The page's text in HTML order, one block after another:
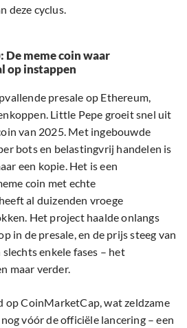
deze cyclus.
De meme coin waar
op instappen
presale op Ethereum,
Little Pepe groeit snel uit
van 2025. Met ingebouwde
bots en belastingvrij handelen is
een kopie. Het is een
coin met echte
al duizenden vroege
Het project haalde onlangs
in de presale, en de prijs steeg van
enkele fases – het
maar verder.
op CoinMarketCap, wat zeldzame
vóór de officiële lancering – een